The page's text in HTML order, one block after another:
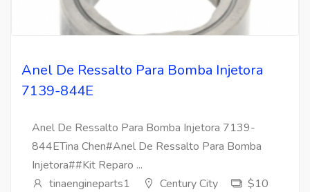
Anel De Ressalto Para Bomba Injetora
7139-844E
Anel De Ressalto Para Bomba Injetora 7139-
844ETina Chen#Anel De Ressalto Para Bomba
Injetora##Kit Reparo ...
tinaengineparts1
Century City
$10